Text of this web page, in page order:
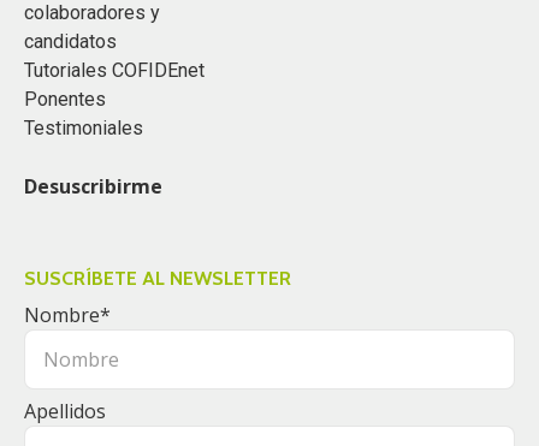
colaboradores y
candidatos
Tutoriales COFIDEnet
Ponentes
Testimoniales
Desuscribirme
SUSCRÍBETE AL NEWSLETTER
Nombre*
Apellidos